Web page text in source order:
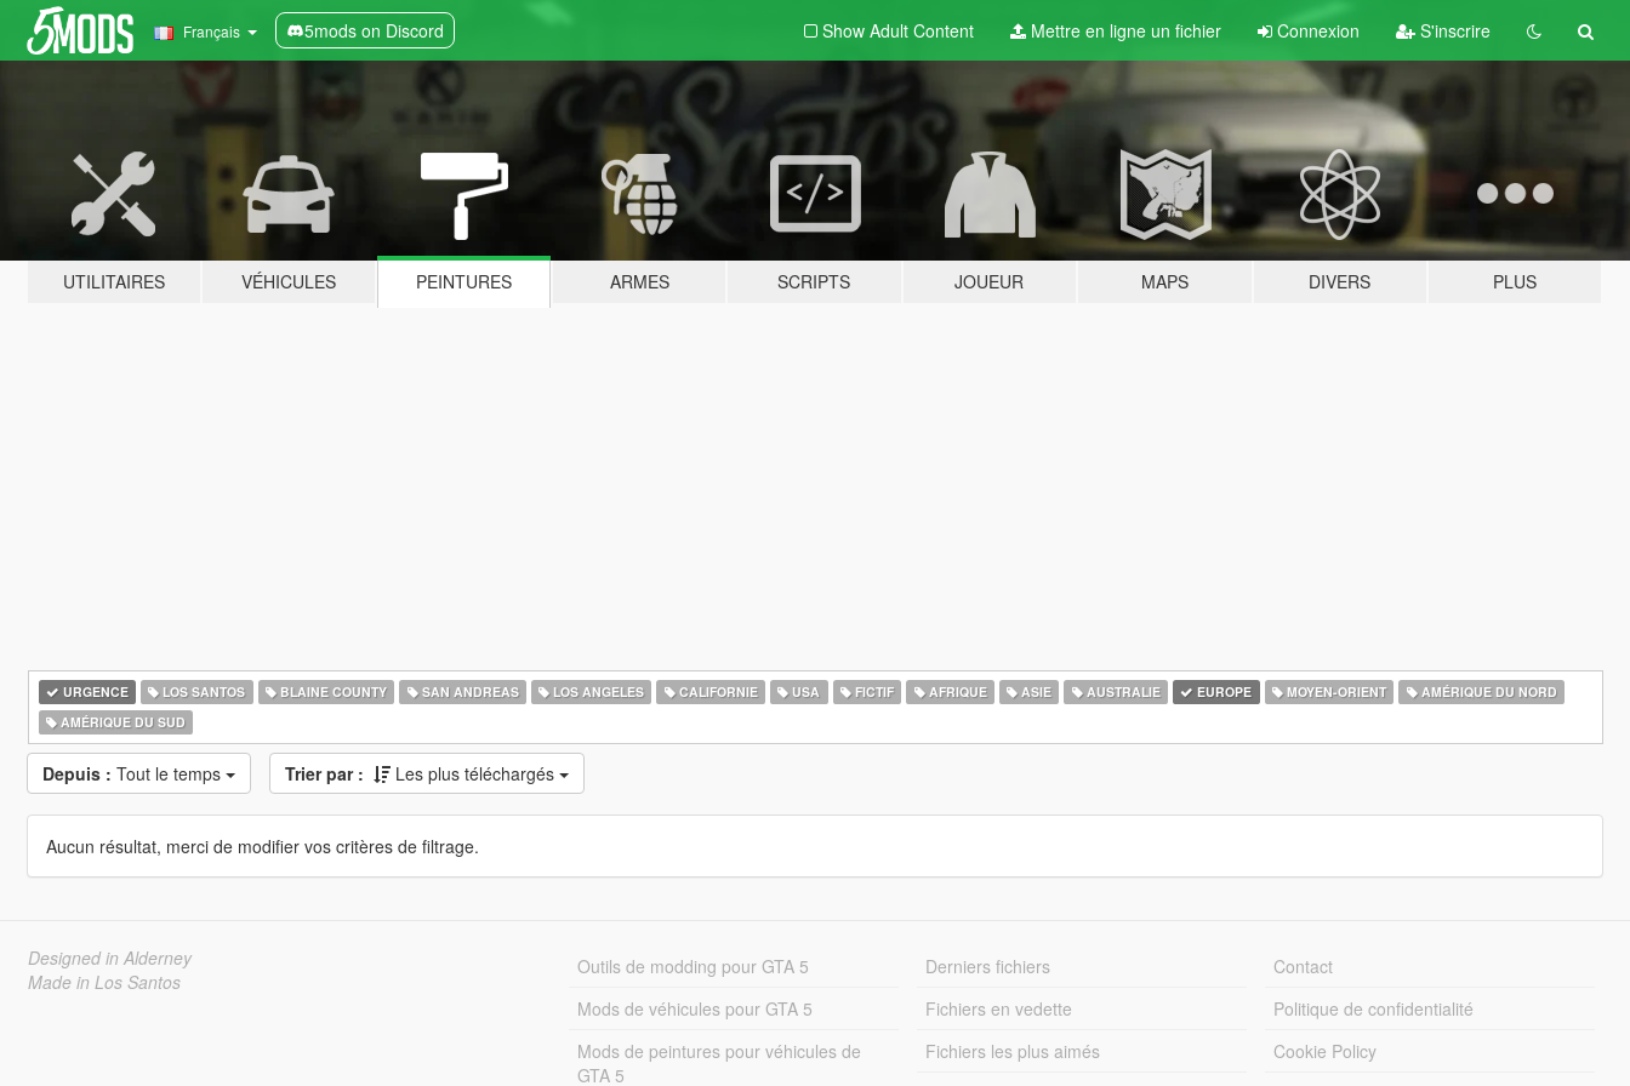
Français 5mods on Discord Show Adult Content Mettre en ligne un fichier Connexion S'inscrire
UTILITAIRES VÉHICULES PEINTURES ARMES SCRIPTS JOUEUR MAPS DIVERS PLUS
URGENCE LOS SANTOS BLAINE COUNTY SAN ANDREAS LOS ANGELES CALIFORNIE USA FICTIF AFRIQUE ASIE AUSTRALIE EUROPE MOYEN-ORIENT
AMÉRIQUE DU NORD
AMÉRIQUE DU SUD
Depuis : Tout le temps Trier par : Les plus téléchargés
Aucun résultat, merci de modifier vos critères de filtrage.
Designed in Alderney
Made in Los Santos
Outils de modding pour GTA 5
Mods de véhicules pour GTA 5
Mods de peintures pour véhicules de
GTA 5
Derniers fichiers
Fichiers en vedette
Fichiers les plus aimés
Contact
Politique de confidentialité
Cookie Policy